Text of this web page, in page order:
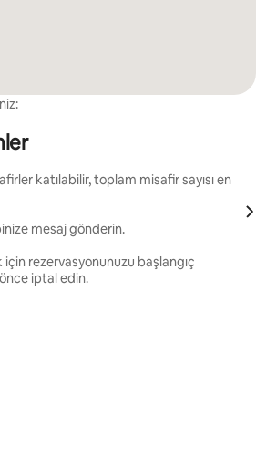
katılabilir, toplam misafir sayısı en
mesaj gönderin.
rezervasyonunuzu başlangıç
iptal edin.